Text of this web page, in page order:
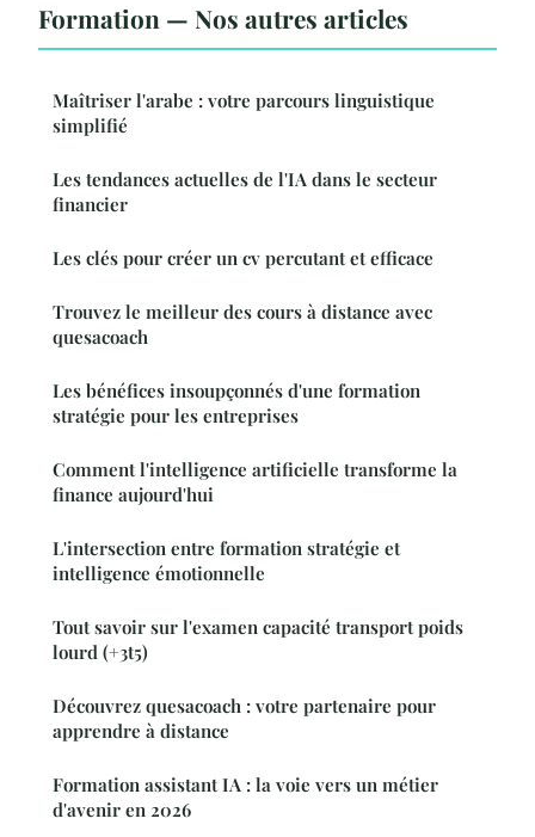
Formation — Nos autres articles
Maîtriser l'arabe : votre parcours linguistique
simplifié
Les tendances actuelles de l'IA dans le secteur
financier
Les clés pour créer un cv percutant et efficace
Trouvez le meilleur des cours à distance avec
quesacoach
Les bénéfices insoupçonnés d'une formation
stratégie pour les entreprises
Comment l'intelligence artificielle transforme la
finance aujourd'hui
L'intersection entre formation stratégie et
intelligence émotionnelle
Tout savoir sur l'examen capacité transport poids
lourd (+3t5)
Découvrez quesacoach : votre partenaire pour
apprendre à distance
Formation assistant IA : la voie vers un métier
d'avenir en 2026